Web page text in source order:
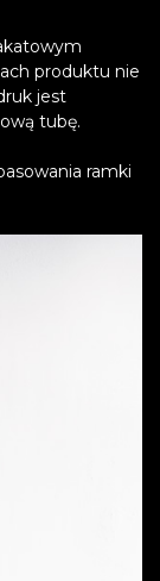
produktu nie
jest
tubę.
ramki